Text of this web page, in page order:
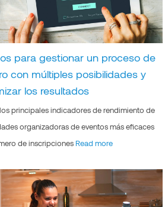
para gestionar un proceso de
con múltiples posibilidades y
los resultados
principales indicadores de rendimiento de
organizadoras de eventos más eficaces
de inscripcionesRead more